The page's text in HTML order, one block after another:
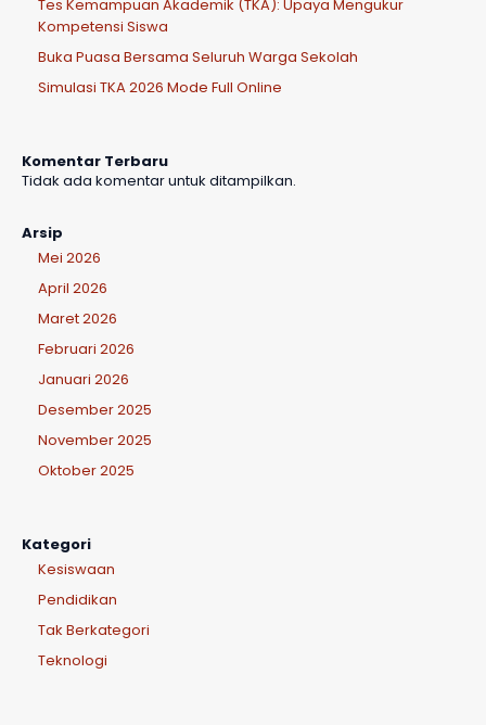
Tes Kemampuan Akademik (TKA): Upaya Mengukur
Kompetensi Siswa
Buka Puasa Bersama Seluruh Warga Sekolah
Simulasi TKA 2026 Mode Full Online
Komentar Terbaru
Tidak ada komentar untuk ditampilkan.
Arsip
Mei 2026
April 2026
Maret 2026
Februari 2026
Januari 2026
Desember 2025
November 2025
Oktober 2025
Kategori
Kesiswaan
Pendidikan
Tak Berkategori
Teknologi